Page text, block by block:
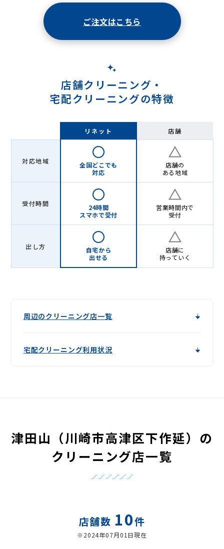
ご注文はこちら
店舗クリーニング・
宅配クリーニングの特徴
リネット 店舗
対応地域
全国どこでも
対応
店舗の
ある地域
受付時間
24時間
スマホで受付
営業時間内で
受付
出し方
自宅から
出せる
店舗に
持っていく
周辺のクリーニング店一覧
宅配クリーニング利用状況
津田山（川崎市高津区下作延）の
クリーニング店一覧
店舗数 10件
※2024年07月01日現在